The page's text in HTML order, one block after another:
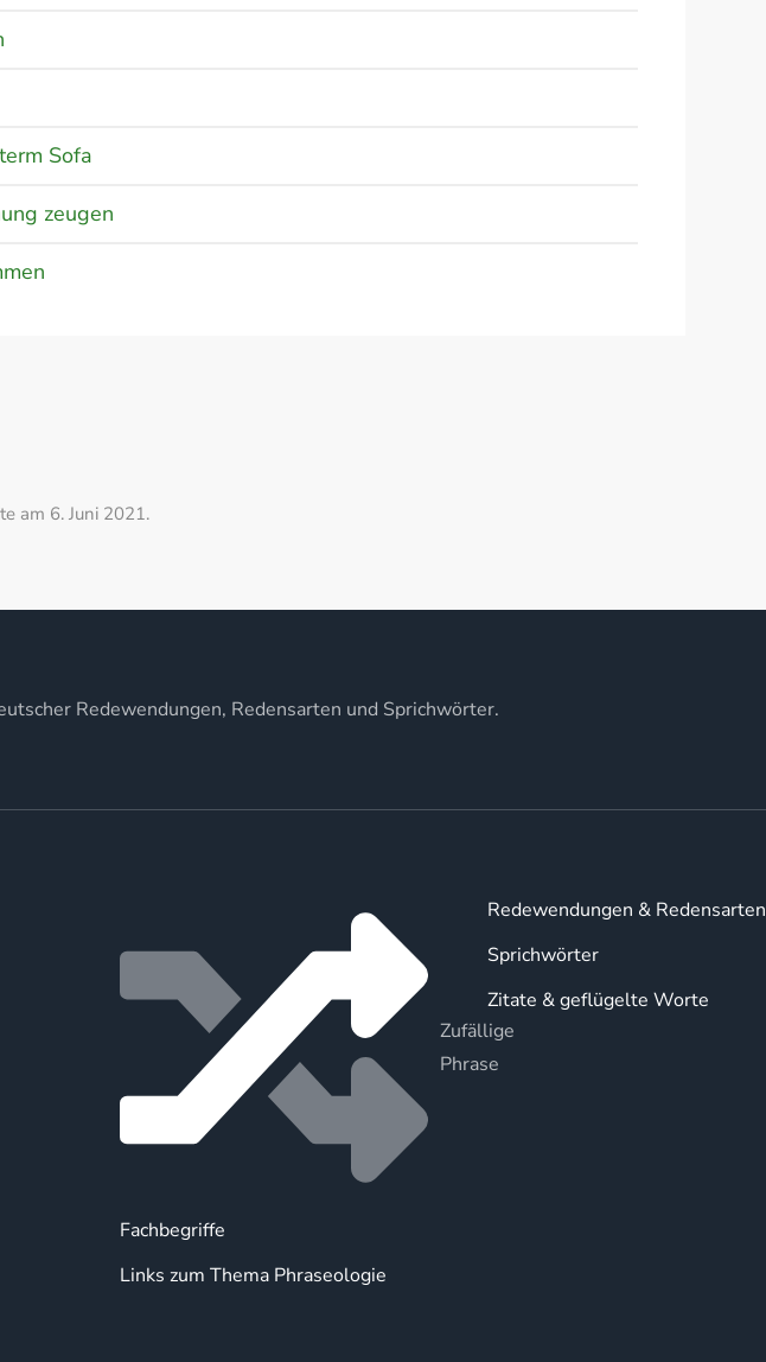
Sofa
zeugen
am 6. Juni 2021.
Redewendungen, Redensarten und Sprichwörter.
Zufällige
Phrase
Fachbegriffe
Links zum Thema Phraseologie
Redewendungen & Redensarten
Sprichwörter
Zitate & geflügelte Worte